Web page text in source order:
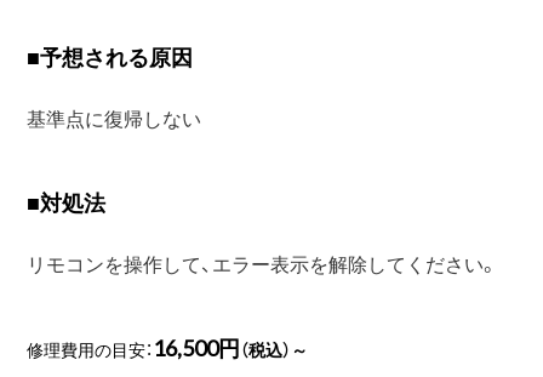
■予想される原因
基準点に復帰しない
■対処法
リモコンを操作して、エラー表示を解除してください。
修理費用の目安： 16,500円（税込）～